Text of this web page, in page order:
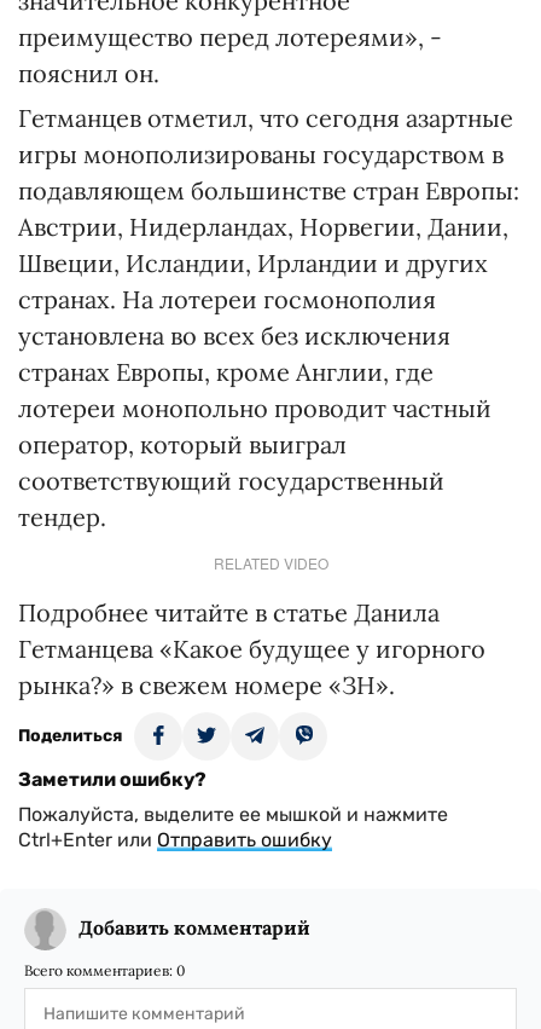
преимущество перед лотереями», -
пояснил он.
Гетманцев отметил, что сегодня азартные
игры монополизированы государством в
подавляющем большинстве стран Европы:
Австрии, Нидерландах, Норвегии, Дании,
Швеции, Исландии, Ирландии и других
странах. На лотереи госмонополия
установлена во всех без исключения
странах Европы, кроме Англии, где
лотереи монопольно проводит частный
оператор, который выиграл
соответствующий государственный
тендер.
RELATED VIDEO
Подробнее читайте в статье Данила
Гетманцева «Какое будущее у игорного
рынка?» в свежем номере «ЗН».
Поделиться
Заметили ошибку?
Пожалуйста, выделите ее мышкой и нажмите
Ctrl+Enter или Отправить ошибку
Добавить комментарий
Всего комментариев: 0